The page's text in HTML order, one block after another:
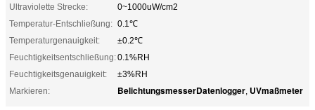
Ultraviolette Strecke:
0~1000uW/cm2
Temperatur-Entschließung: 0.1℃
Temperaturgenauigkeit:
±0.2℃
Feuchtigkeitsentschließung:0.1%RH
Feuchtigkeitsgenauigkeit:
±3%RH
Markieren:
BelichtungsmesserDatenlogger, UVmaßmeter